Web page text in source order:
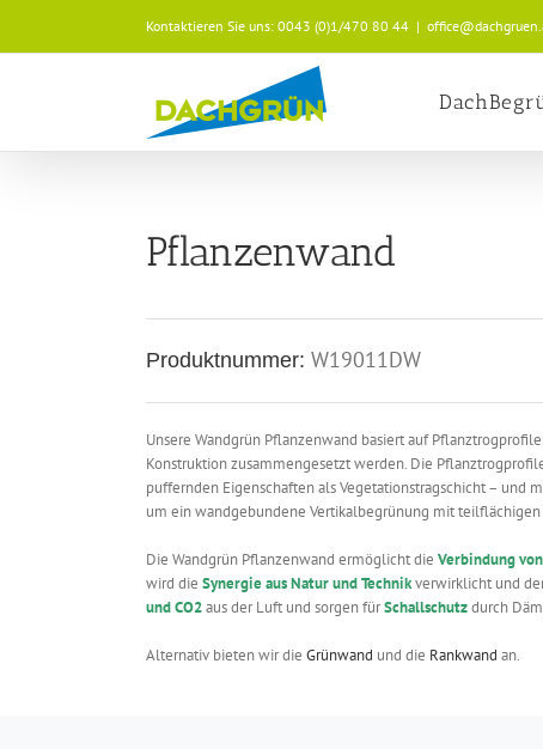
springen
Kontaktieren Sie uns: 0043 (0)1/470 80 44 |
Pflanzenwand
Produktnummer: W19011DW
Unsere Wandgrün Pflanzenwand basiert auf
Konstruktion zusammengesetzt werden. Die
puffernden Eigenschaften als Vegetationstragschicht – und
um ein wandgebundene Vertikalbegrünung mit
Die Wandgrün Pflanzenwand ermöglicht die Verbindung
wird die Synergie aus Natur und Technikverwirklicht und
und CO2aus der Luft und sorgen fürSchallschutzdurch
Alternativ bieten wir die Grünwand und die Rankwand an.